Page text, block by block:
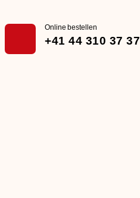
Online bestellen
+41 44 310 37 37